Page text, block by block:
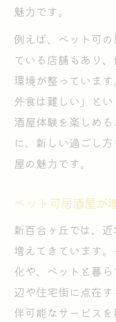
ペット
麻生区
新百合ヶ丘
新百合
ペット可
犬と一緒
居酒屋飲
麻生区で見
麻生区
ペット可
犬連れが
魅力です。
例えば、ペット可
ている店舗もあり
環境が整っていま
外食は難しい」と
酒屋体験を楽しめ
に、新しい過ごし
屋の魅力です。
ペット可居酒屋が
新百合ヶ丘では、
増えてきています
化や、ペットと暮
辺や住宅街に点在
伴可能なサービスを